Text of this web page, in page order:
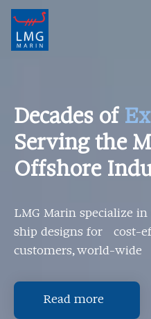
Main
Decades of
Serving the
Offshore
LMG Marin specialize
ship designs for cost-
customers, world-wide
Read more